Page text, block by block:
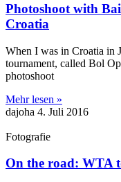
Photoshoot with
Croatia
When I was in Croatia in
tournament, called Bol
photoshoot
Mehr lesen »
dajoha 4. Juli 2016
Fotografie
On the road: WTA